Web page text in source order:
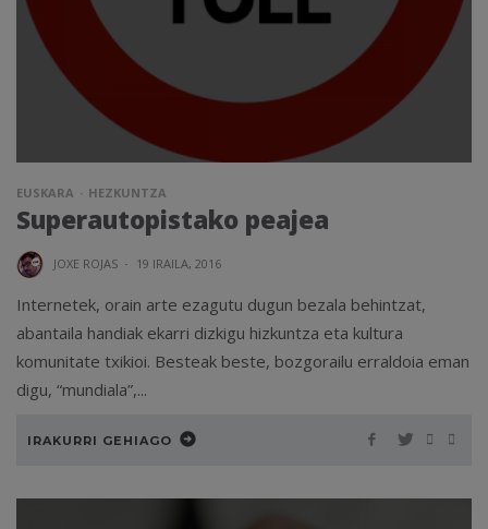
EUSKARA HEZKUNTZA
Superautopistako peajea
JOXE ROJAS · 19 IRAILA, 2016
Internetek, orain arte ezagutu dugun bezala behintzat,
abantaila handiak ekarri dizkigu hizkuntza eta kultura
komunitate txikioi. Besteak beste, bozgorailu erraldoia eman
digu, “mundiala”,...
IRAKURRI GEHIAGO